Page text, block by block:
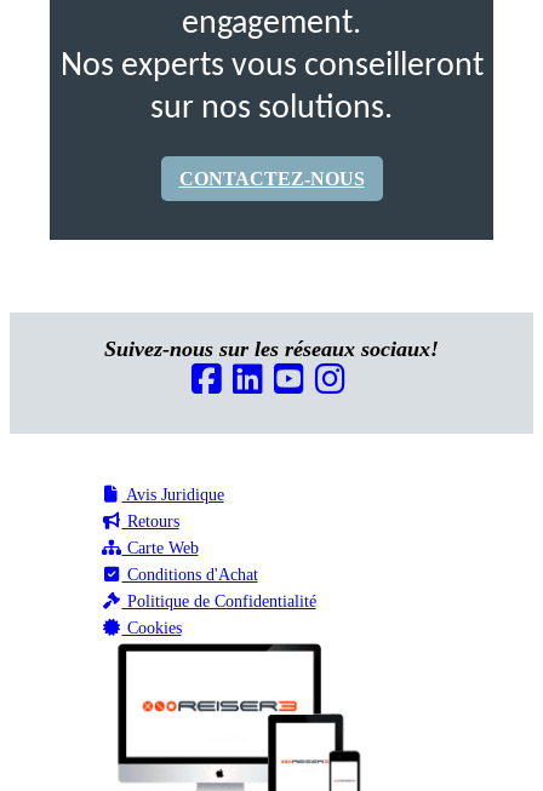
engagement.
Nos experts vous conseilleront
sur nos solutions.
CONTACTEZ-NOUS
Suivez-nous sur les réseaux sociaux!
Avis Juridique
Retours
Carte Web
Conditions d'Achat
Politique de Confidentialité
Cookies